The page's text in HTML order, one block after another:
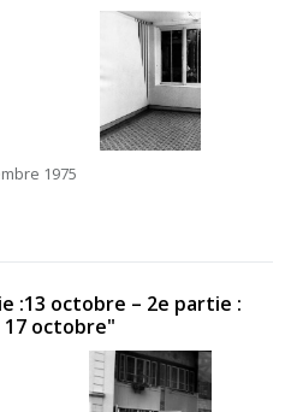
1975
:13 octobre – 2e partie :
17 octobre"